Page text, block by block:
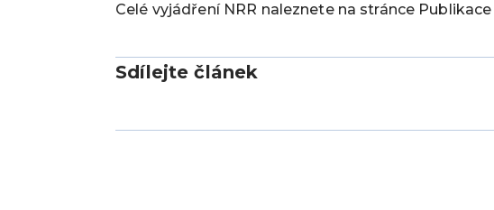
Celé vyjádření NRR naleznete na stránce Publikace
Sdílejte článek